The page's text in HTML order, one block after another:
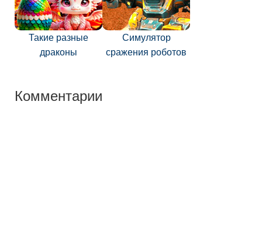
Такие разные
драконы
Симулятор
сражения роботов
Комментарии